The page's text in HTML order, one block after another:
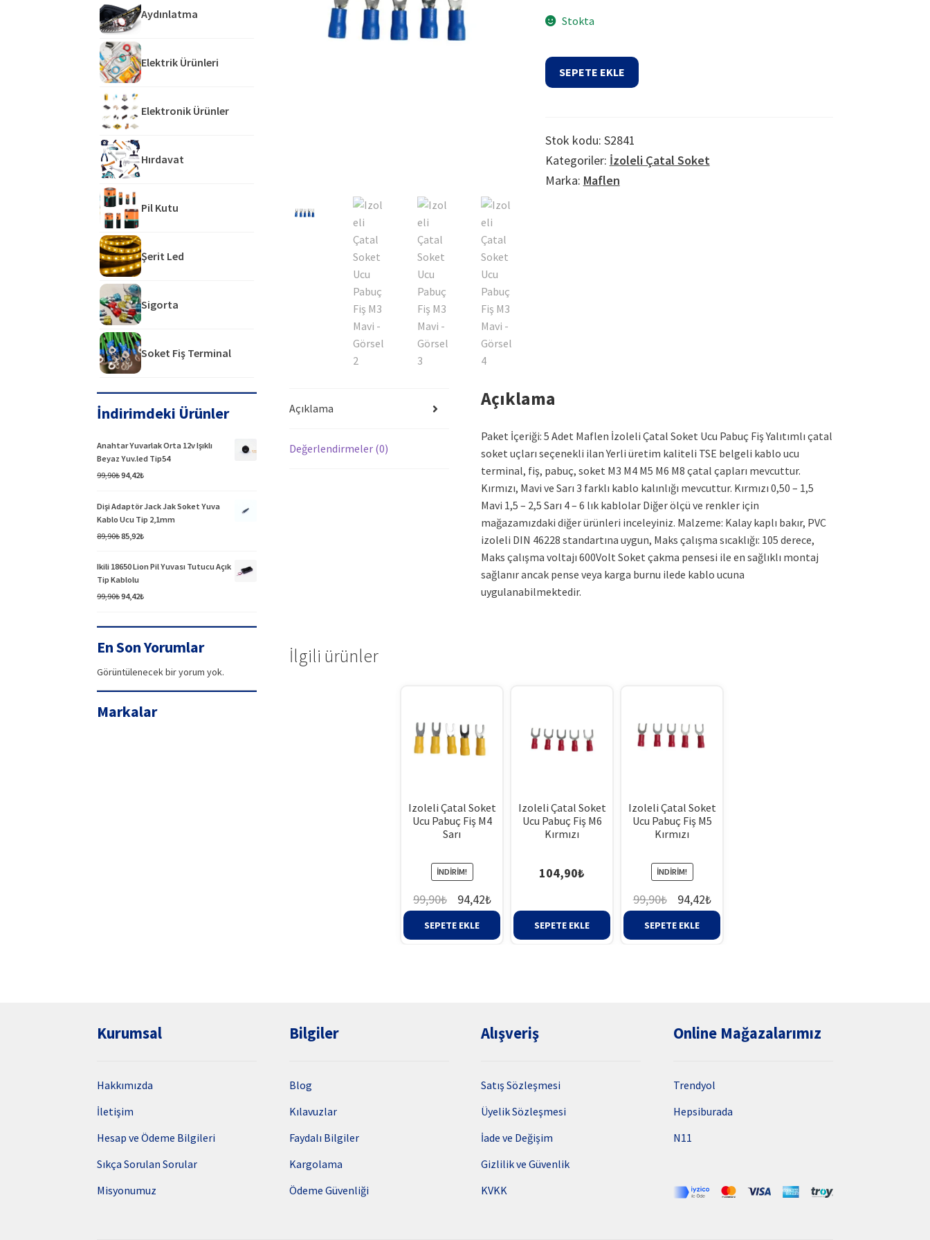
Stokta
Izoleli
Çatal
Pabuç
M3
Mavi
SEPETE EKLE
Stok kodu: S2841
Kategoriler: İzoleli Çatal Soket
Marka: Maflen
Açıklama
Değerlendirmeler (0)
Açıklama
Paket İçeriği: 5 Adet Maflen İzoleli Çatal Soket Ucu Pabuç Fiş Yalıtımlı çatal
soket uçları seçenekli ilan Yerli üretim kaliteli TSE belgeli kablo ucu
terminal, fiş, pabuç, soket M3 M4 M5 M6 M8 çatal çapları mevcuttur.
Kırmızı, Mavi ve Sarı 3 farklı kablo kalınlığı mevcuttur. Kırmızı 0,50 – 1,5
Mavi 1,5 – 2,5 Sarı 4 – 6 lık kablolar Diğer ölçü ve renkler için
mağazamızdaki diğer ürünleri inceleyiniz. Malzeme: Kalay kaplı bakır, PVC
izoleli DIN 46228 standartına uygun, Maks çalışma sıcaklığı: 105 derece,
Maks çalışma voltajı 600Volt Soket çakma pensesi ile en sağlıklı montaj
sağlanır ancak pense veya karga burnu ilede kablo ucuna
uygulanabilmektedir.
İlgili ürünler
Izoleli Çatal Soket
Ucu Pabuç Fiş M4
Sarı
İNDIRIM!
99,90₺
Orijinal
fiyat:
99,90₺.
94,42₺Şu
andaki
fiyat:
SEPETE EKLE
Izoleli Çatal Soket
Ucu Pabuç Fiş M6
Kırmızı
104,90₺
SEPETE EKLE
Izoleli Çatal Soket
Ucu Pabuç Fiş M5
Kırmızı
İNDIRIM!
99,90₺
Orijinal
fiyat:
99,90₺.
94,42₺Şu
andaki
fiyat:
SEPETE EKLE
Aydınlatma
Elektrik Ürünleri
Elektronik Ürünler
Hırdavat
Pil Kutu
Şerit Led
Sigorta
Soket Fiş Terminal
İndirimdeki Ürünler
Anahtar Yuvarlak Orta 12v Işıklı
Beyaz Yuv.led Tip54
99,90₺Orijinal
94,42₺Şu
Dişi Adaptör Jack Jak Soket Yuva
Kablo Ucu Tip 2,1mm
89,90₺Orijinal
85,92₺Şu
Ikili 18650 Lion Pil Yuvası Tutucu Açık
Tip Kablolu
99,90₺Orijinal
94,42₺Şu
En Son Yorumlar
Görüntülenecek bir yorum yok.
Markalar
Kurumsal
Hakkımızda
İletişim
Hesap ve Ödeme Bilgileri
Sıkça Sorulan Sorular
Misyonumuz
Bilgiler
Blog
Kılavuzlar
Faydalı Bilgiler
Kargolama
Ödeme Güvenliği
Alışveriş
Satış Sözleşmesi
Üyelik Sözleşmesi
İade ve Değişim
Gizlilik ve Güvenlik
KVKK
Online Mağazalarımız
Trendyol
Hepsiburada
N11